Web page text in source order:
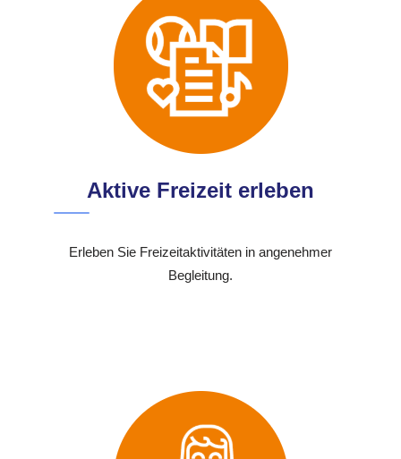
Aktive Freizeit erleben
Erleben Sie Freizeitaktivitäten in angenehmer
Begleitung.